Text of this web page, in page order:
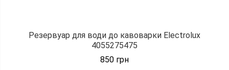
Резервуар для води до кавоварки Electrolux
4055275475
850 грн